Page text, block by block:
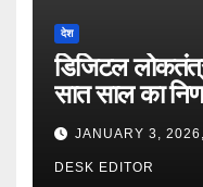
देश
डिजिटल
सात साल का
JANUARY 3,
DESK EDITOR